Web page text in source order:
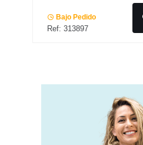
Bajo Pedido
Ref: 313897